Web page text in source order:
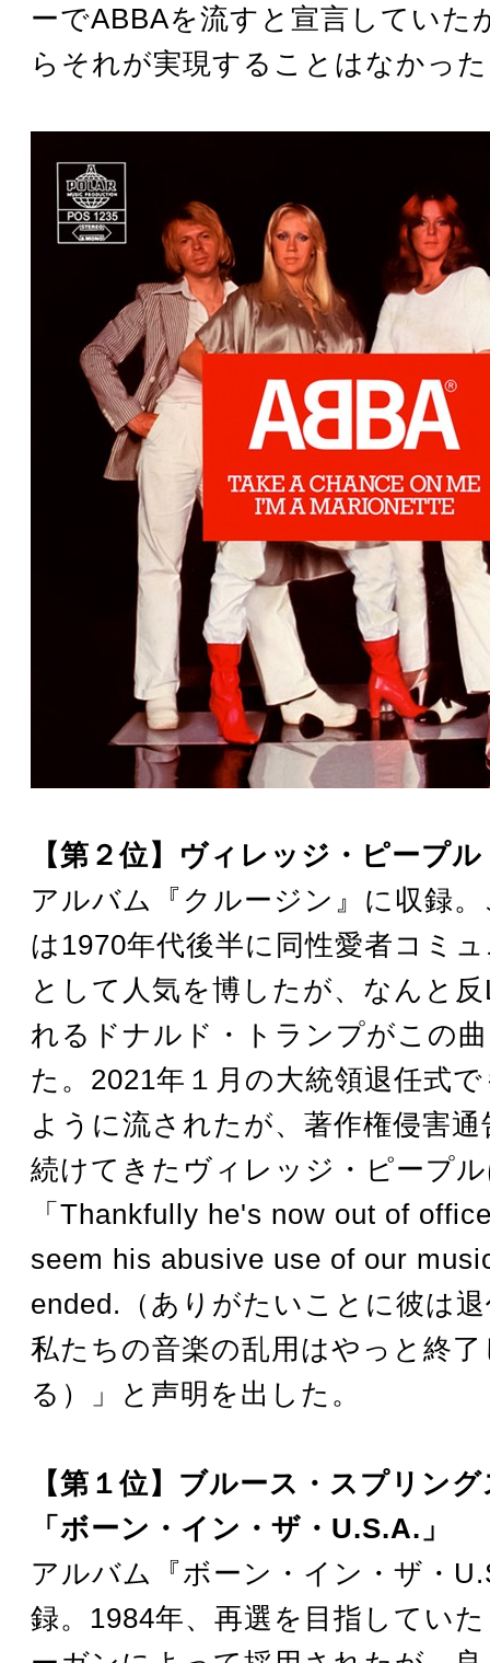
ーでABBAを流すと宣言していた
らそれが実現することはなかっ
【第２位】ヴィレッジ・ピープ
アルバム『クルージン』に収録
は1970年代後半に同性愛者コミ
として人気を博したが、なんと
れるドナルド・トランプがこの
た。2021年１月の大統領退任式
ように流されたが、著作権侵害
続けてきたヴィレッジ・ピープ
「Thankfully he's now out of
seem his abusive use of our
ended.（ありがたいことに彼は
私たちの音楽の乱用はやっと終
る）」と声明を出した。
【第１位】ブルース・スプリン
「ボーン・イン・ザ・U.S.A.」
アルバム『ボーン・イン・ザ・
録。1984年、再選を目指してい